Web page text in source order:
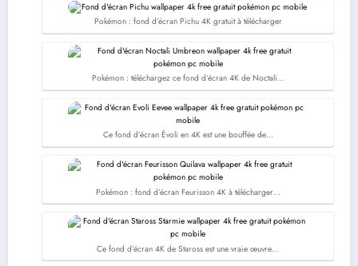
Pokémon : fond d’écran Pichu 4K gratuit à télécharger
Pokémon : téléchargez ce fond d’écran 4K de Noctali…
Ce fond d’écran Évoli en 4K est une bouffée de…
Pokémon : fond d’écran Feurisson 4K à télécharger…
Ce fond d’écran 4K de Staross est une vraie œuvre…